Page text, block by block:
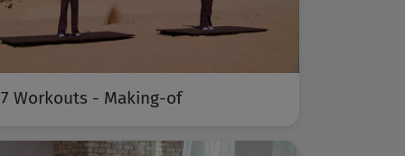
7 Workouts - Making-of